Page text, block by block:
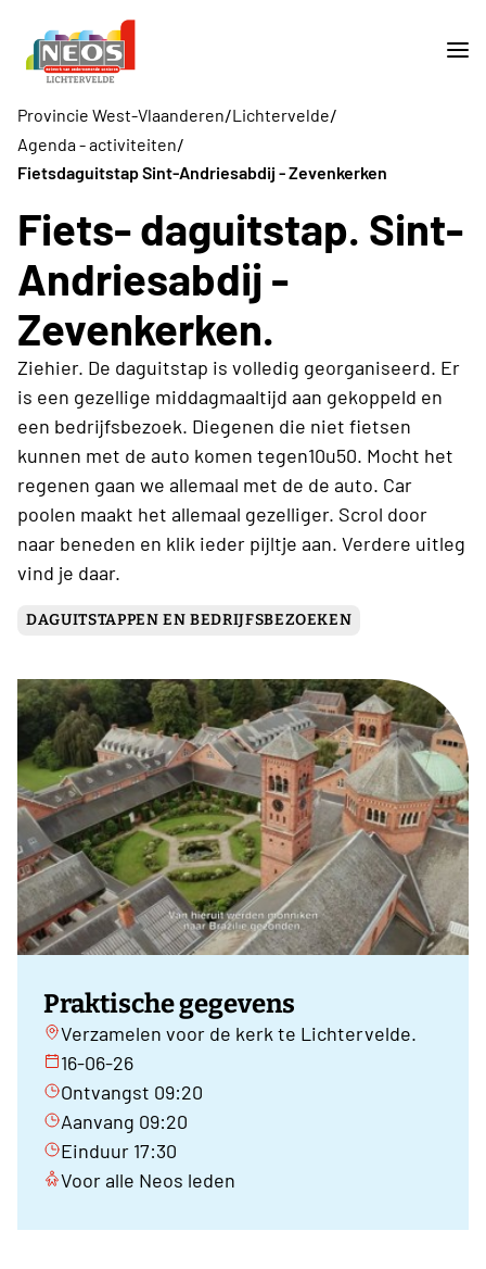
Provincie West-Vlaanderen/Lichtervelde/
Agenda - activiteiten/
Fietsdaguitstap Sint-Andriesabdij - Zevenkerken
Fiets- daguitstap. Sint-
Andriesabdij -
Zevenkerken.
Ziehier. De daguitstap is volledig georganiseerd. Er
is een gezellige middagmaaltijd aan gekoppeld en
een bedrijfsbezoek. Diegenen die niet fietsen
kunnen met de auto komen tegen10u50. Mocht het
regenen gaan we allemaal met de de auto. Car
poolen maakt het allemaal gezelliger. Scrol door
naar beneden en klik ieder pijltje aan. Verdere uitleg
vind je daar.
DAGUITSTAPPEN EN BEDRIJFSBEZOEKEN
Praktische gegevens
Verzamelen voor de kerk te Lichtervelde.
16-06-26
Ontvangst 09:20
Aanvang 09:20
Einduur 17:30
Voor alle Neos leden